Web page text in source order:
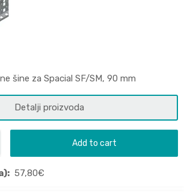
šine za Spacial SF/SM, 90 mm
Detalji proizvoda
Add to cart
57,80€